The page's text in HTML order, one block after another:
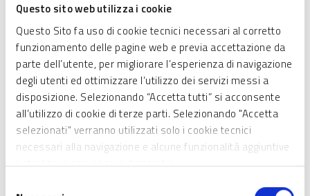
Questo sito web utilizza i cookie
Questo Sito fa uso di cookie tecnici necessari al corretto
funzionamento delle pagine web e previa accettazione da
parte dell’utente, per migliorare l’esperienza di navigazione
degli utenti ed ottimizzare l’utilizzo dei servizi messi a
disposizione. Selezionando “Accetta tutti” si acconsente
all’utilizzo di cookie di terze parti. Selezionando "Accetta
selezionati" verranno utilizzati solo i cookie tecnici
necessari alla navigazione e alcune funzionalità aggiuntive
potrebbero non essere disponibili.
Il testo integrale del decreto è disponibile in allegato a questa
pagina oppure alla pagina dell'Avviso, nella sezione "Allegati".